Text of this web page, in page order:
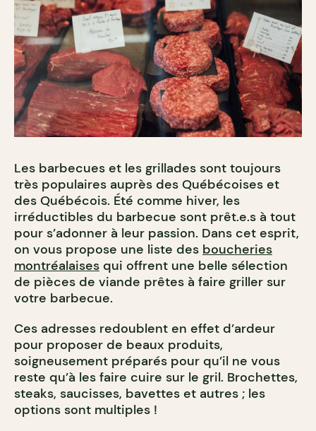
Les barbecues et les grillades sont toujours
très populaires auprès des Québécoises et
des Québécois. Été comme hiver, les
irréductibles du barbecue sont prêt.e.s à tout
pour s’adonner à leur passion. Dans cet esprit,
on vous propose une liste des boucheries
montréalaises qui offrent une belle sélection
de pièces de viande prêtes à faire griller sur
votre barbecue.
Ces adresses redoublent en effet d’ardeur
pour proposer de beaux produits,
soigneusement préparés pour qu’il ne vous
reste qu’à les faire cuire sur le gril. Brochettes,
steaks, saucisses, bavettes et autres ; les
options sont multiples !